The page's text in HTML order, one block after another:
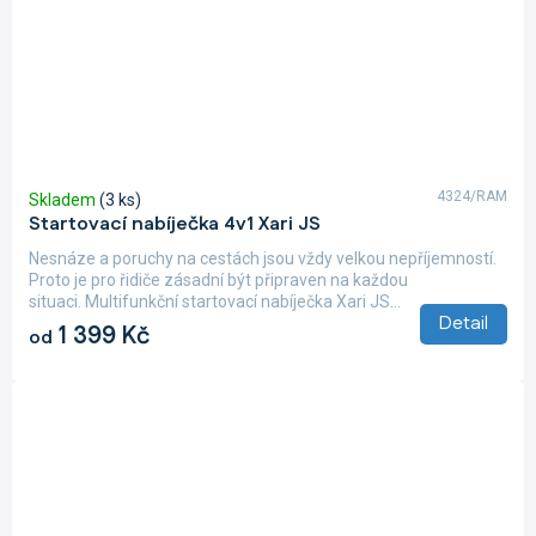
Startovací nabíječka 4v1 Xari JS
Skladem (3 ks)
od 1 399 Kč Detail
Nesnáze a poruchy na cestách jsou vždy velkou nepříjemností.
Proto je pro řidiče zásadní být připraven na každou
situaci. Multifunkční startovací nabíječka Xari JS...
4324/RAM